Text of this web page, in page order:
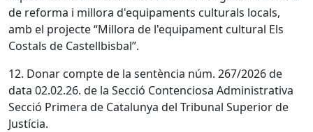
de reforma i millora d'equipaments culturals locals,
amb el projecte “Millora de l'equipament cultural Els
Costals de Castellbisbal”.
12. Donar compte de la sentència núm. 267/2026 de
data 02.02.26. de la Secció Contenciosa Administrativa
Secció Primera de Catalunya del Tribunal Superior de
Justícia.